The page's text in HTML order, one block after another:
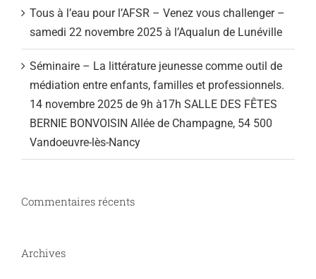
Tous à l’eau pour l’AFSR – Venez vous challenger –
samedi 22 novembre 2025 à l’Aqualun de Lunéville
Séminaire – La littérature jeunesse comme outil de
médiation entre enfants, familles et professionnels.
14 novembre 2025 de 9h à17h SALLE DES FÊTES
BERNIE BONVOISIN Allée de Champagne, 54 500
Vandoeuvre-lès-Nancy
Commentaires récents
Archives